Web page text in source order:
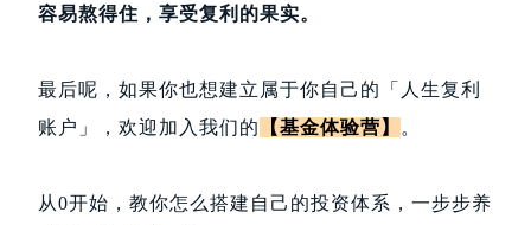
容易熬得住，享受复利的果实。
最后呢，如果你也想建立属于你自己的「人生复利
账户」，欢迎加入我们的
【基金体验营】 。
从0开始，教你怎么搭建自己的投资体系，一步步养